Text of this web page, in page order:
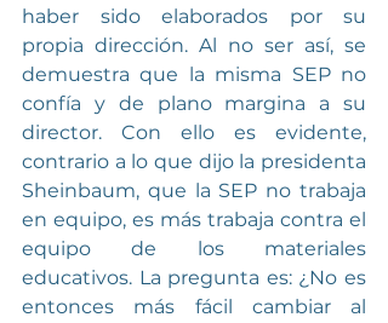
haber sido elaborados por su
propia dirección. Al no ser así, se
demuestra que la misma SEP no
confía y de plano margina a su
director. Con ello es evidente,
contrario a lo que dijo la presidenta
Sheinbaum, que la SEP no trabaja
en equipo, es más trabaja contra el
equipo de los materiales
educativos. La pregunta es: ¿No es
entonces más fácil cambiar al